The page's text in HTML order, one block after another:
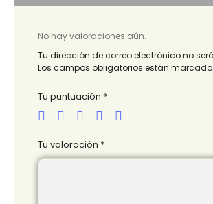
No hay valoraciones aún.
Tu dirección de correo electrónico no
Los campos obligatorios están
Tu puntuación *
Tu valoración *